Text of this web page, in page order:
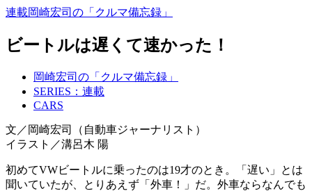
連載岡崎宏司の「クルマ備忘録」
ビートルは遅くて速かった！
岡崎宏司の「クルマ備忘録」
SERIES：連載
CARS
文／岡崎宏司（自動車ジャーナリスト）
イラスト／溝呂木 陽
初めてVWビートルに乗ったのは19才のとき。「遅い」とは
聞いていたが、とりあえず「外車！」だ。外車ならなんでも